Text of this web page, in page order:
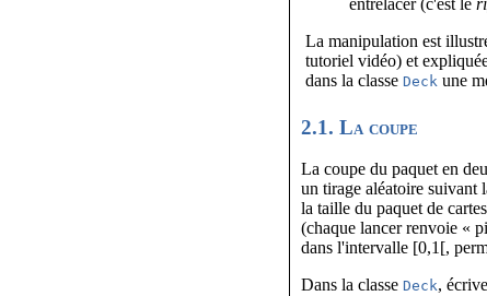
La manipulation est
tutoriel vidéo) et
dans la classeDeck une
2.1. La coupe
La coupe du paquet en
un tirage aléatoire
la taille du paquet de
(chaque lancer renvoie «
dans l'intervalle [0,1[,
Dans la classeDeck,